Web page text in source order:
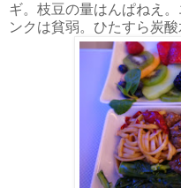
ギ。枝豆の量はんぱねえ
ンクは貧弱。ひたすら炭酸